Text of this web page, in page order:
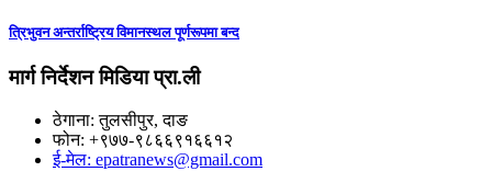
त्रिभुवन अन्तर्राष्ट्रिय विमानस्थल पूर्णरूपमा बन्द
मार्ग निर्देशन मिडिया प्रा.ली
ठेगाना: तुलसीपुर, दाङ
फोन: +९७७-९८६६९१६६१२
ई-मेल: epatranews@gmail.com